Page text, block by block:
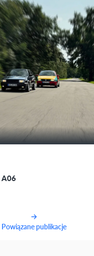
A06
Powiązane publikacje